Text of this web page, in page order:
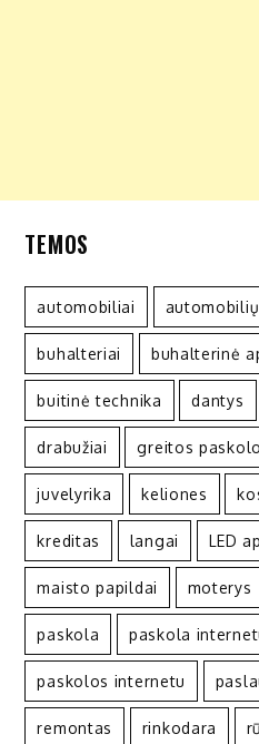
TEMOS
automobiliai
buhalteriai buhalterinė
buitinė technika dantys
drabužiai greitos
juvelyrika keliones
kreditas langai LED
maisto papildai moterys
paskola paskola
paskolos internetu
remontas rinkodara